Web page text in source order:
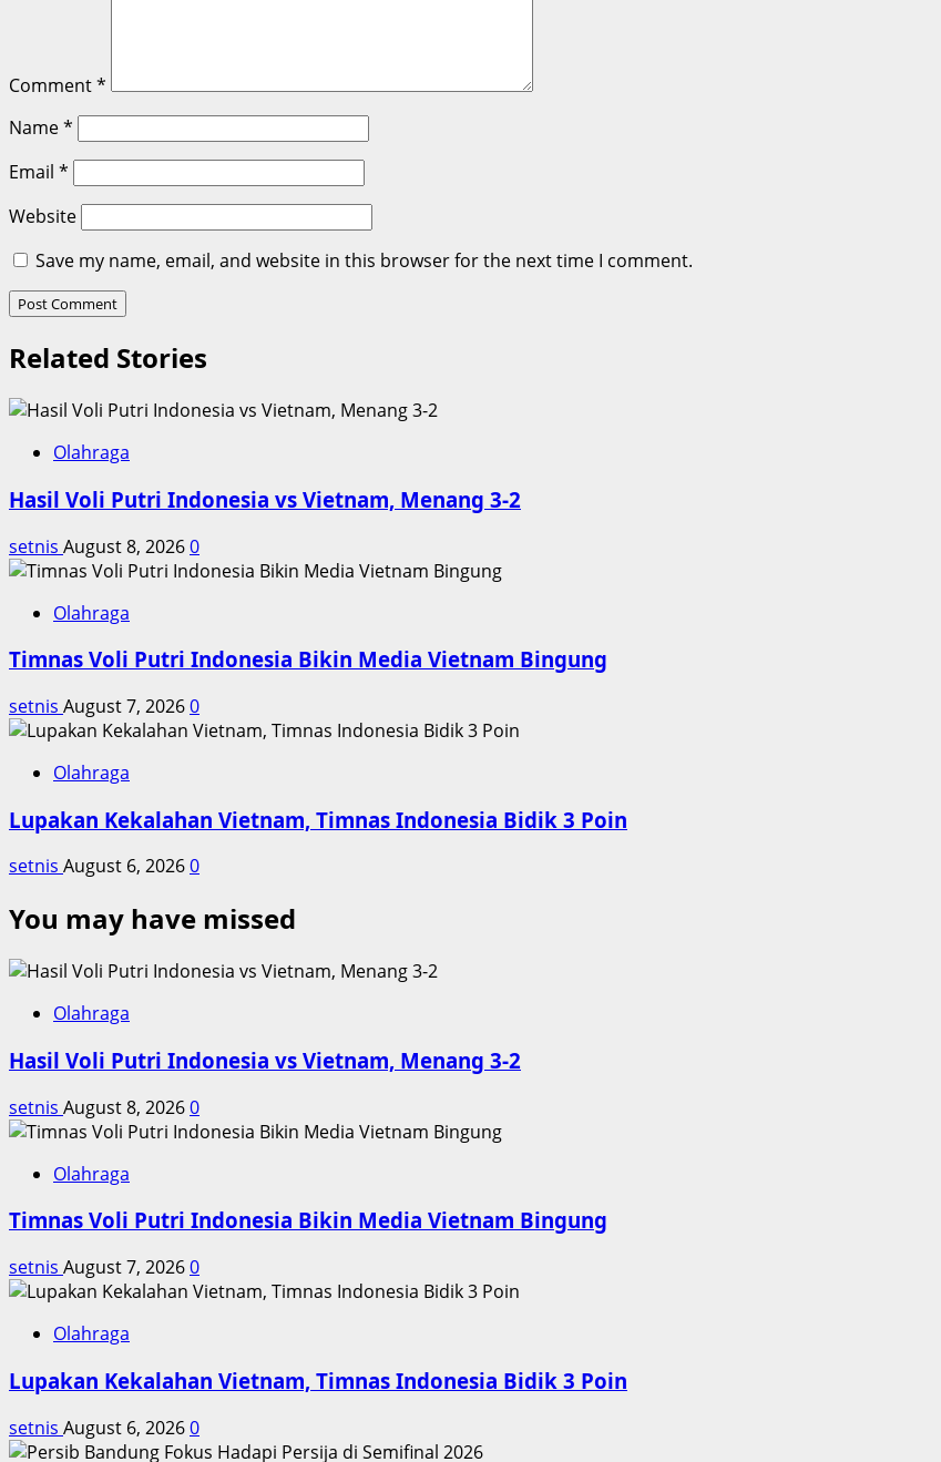
Comment*
Name*
Email *
Website
Save my name, email, and website in this browser for the next time I comment.
Related Stories
Olahraga
Hasil Voli Putri Indonesia vs Vietnam, Menang 3-2
setnis August 8, 20260
Olahraga
Timnas Voli Putri Indonesia Bikin Media Vietnam Bingung
setnis August 7, 20260
Olahraga
Lupakan Kekalahan Vietnam, Timnas Indonesia Bidik 3 Poin
setnis August 6, 20260
You may have missed
Olahraga
Hasil Voli Putri Indonesia vs Vietnam, Menang 3-2
setnis August 8, 20260
Olahraga
Timnas Voli Putri Indonesia Bikin Media Vietnam Bingung
setnis August 7, 20260
Olahraga
Lupakan Kekalahan Vietnam, Timnas Indonesia Bidik 3 Poin
setnis August 6, 20260